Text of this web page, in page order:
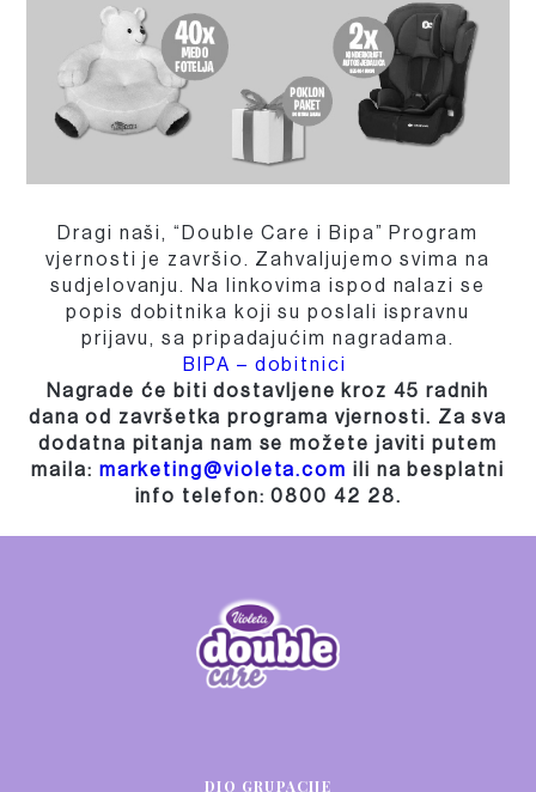
Dragi naši, “Double Care i Bipa” Program
vjernosti je završio. Zahvaljujemo svima na
sudjelovanju. Na linkovima ispod nalazi se
popis dobitnika koji su poslali ispravnu
prijavu, sa pripadajućim nagradama.
BIPA – dobitnici
Nagrade će biti dostavljene kroz 45 radnih
dana od završetka programa vjernosti. Za sva
dodatna pitanja nam se možete javiti putem
maila: marketing@violeta.com ili na besplatni
info telefon: 0800 42 28.
DIO GRUPACIJE